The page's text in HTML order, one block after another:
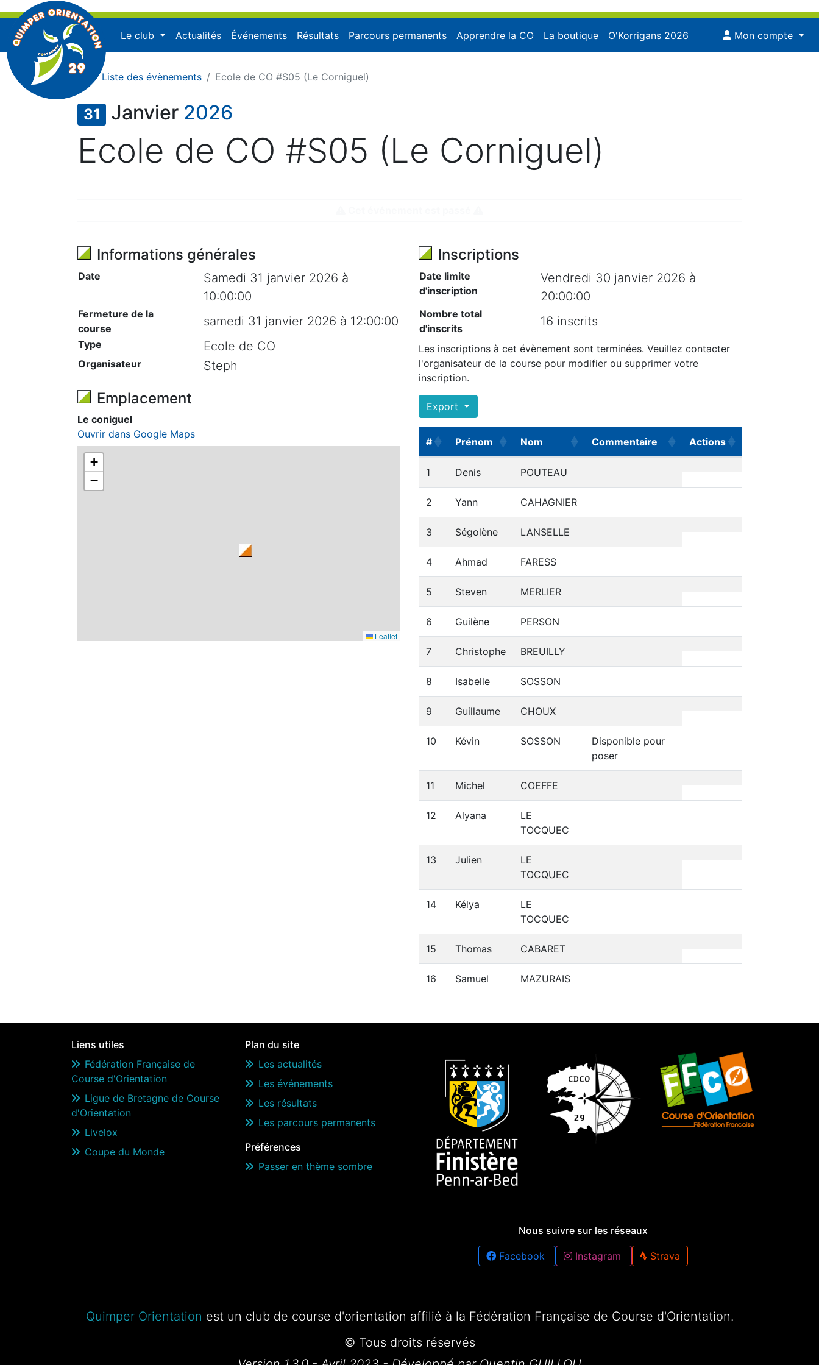
Le club Actualités Événements Résultats Parcours permanents Apprendre la CO La boutique O'Korrigans 2026 Mon compte
Liste des évènements Ecole de CO #S05 (Le Corniguel)
31 Janvier 2026
Ecole de CO #S05 (Le Corniguel)
Informations générales
Date
Samedi 31 janvier 2026 à
10:00:00
Fermeture de la
course
samedi 31 janvier 2026 à 12:00:00
Type Ecole de CO
Organisateur Steph
Emplacement
Le coniguel
Ouvrir dans Google Maps
+
−
Leaflet
Inscriptions
Date limite
d'inscription
Vendredi 30 janvier 2026 à
20:00:00
Nombre total
d'inscrits
16 inscrits
Les inscriptions à cet évènement sont terminées. Veuillez contacter
l'organisateur de la course pour modifier ou supprimer votre
inscription.
Export
# Prénom Nom Commentaire
Actions
1 Denis POUTEAU
2 Yann CAHAGNIER
3 Ségolène LANSELLE
4 Ahmad FARESS
5 Steven MERLIER
6 Guilène PERSON
7 Christophe BREUILLY
8 Isabelle SOSSON
9 Guillaume CHOUX
10 Kévin SOSSON
Disponible pour
poser
11 Michel COEFFE
12 Alyana
LE
TOCQUEC
13 Julien
LE
TOCQUEC
14 Kélya
LE
TOCQUEC
15 Thomas CABARET
16 Samuel MAZURAIS
Liens utiles
Fédération Française de
Course d'Orientation
Ligue de Bretagne de Course
d'Orientation
Livelox
Coupe du Monde
Plan du site
Les actualités
Les événements
Les résultats
Les parcours permanents
Préférences
Passer en thème sombre
Nous suivre sur les réseaux
Facebook Instagram Strava
Quimper Orientation est un club de course d'orientation affilié à la Fédération Française de Course d'Orientation.
© Tous droits réservés